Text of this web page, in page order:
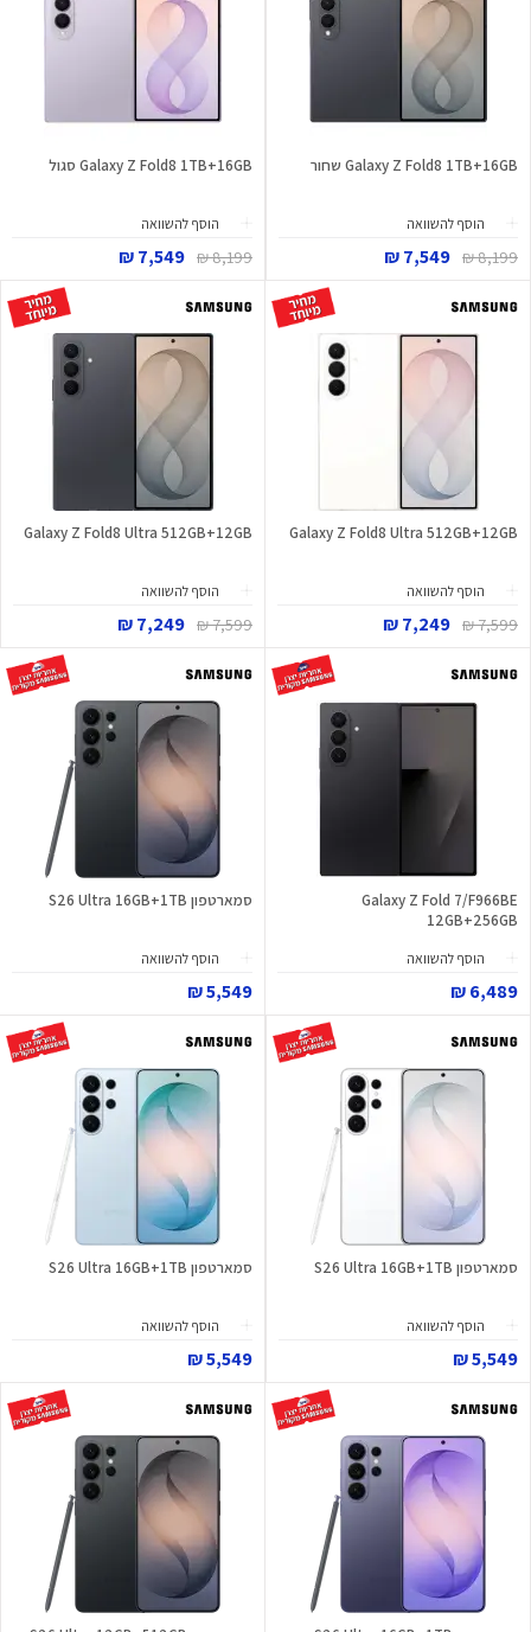
Galaxy Z Fold8 1TB+16GB שחור
הוסף להשוואה
8,199 ₪
7,549 ₪
Galaxy Z Fold8 1TB+16GB סגול
הוסף להשוואה
8,199 ₪
7,549 ₪
Galaxy Z Fold8 Ultra 512GB+12GB
הוסף להשוואה
7,599 ₪
7,249 ₪
Galaxy Z Fold8 Ultra 512GB+12GB
הוסף להשוואה
7,599 ₪
7,249 ₪
Galaxy Z Fold 7/F966BE
12GB+256GB
הוסף להשוואה
6,489 ₪
סמארטפון S26 Ultra 16GB+1TB
הוסף להשוואה
5,549 ₪
סמארטפון S26 Ultra 16GB+1TB
הוסף להשוואה
5,549 ₪
סמארטפון S26 Ultra 16GB+1TB
הוסף להשוואה
5,549 ₪